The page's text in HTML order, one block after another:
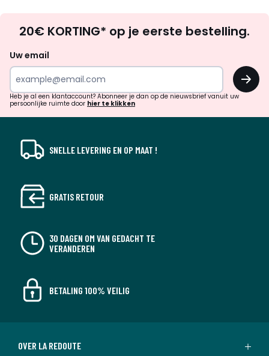
zoek
inspiratie
verrassingen?
20€ KORTING* op je eerste bestelling.
Uw email
OK
Heb je al een klantaccount? Abonneer je dan op de nieuwsbrief vanuit uw
persoonlijke ruimte door hier te klikken
SNELLE LEVERING EN OP MAAT !
GRATIS RETOUR
30 DAGEN OM VAN GEDACHT TE
VERANDEREN
BETALING 100% VEILIG
OVER LA REDOUTE